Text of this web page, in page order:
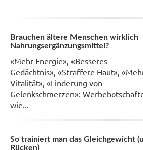
Brauchen ältere Menschen wirklich
Nahrungsergänzungsmittel?
«Mehr Energie», «Besseres
Gedächtnis», «Straffere Haut»,
Vitalität», «Linderung von
Gelenkschmerzen»:
wie...
So trainiert man das Gleichgewicht
Rücken)